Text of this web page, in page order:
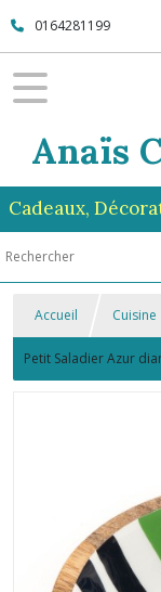
0164281199
Anaïs
Cadeaux,
Accueil Cuisine
Petit Saladier Azur